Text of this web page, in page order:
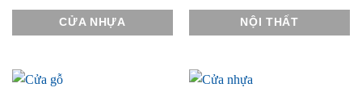
CỬA NHỰA NỘI THẤT